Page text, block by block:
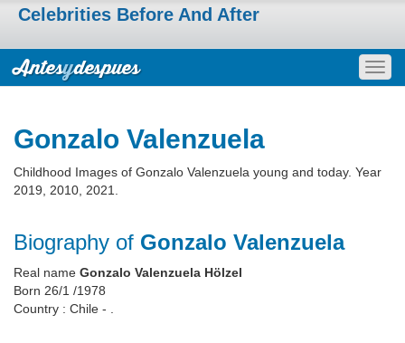
Celebrities Before And After
Gonzalo Valenzuela
Childhood Images of Gonzalo Valenzuela young and today. Year
2019, 2010, 2021.
Biography of Gonzalo Valenzuela
Real name Gonzalo Valenzuela Hölzel
Born 26/1 /1978
Country : Chile - .